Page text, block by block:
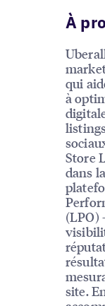
À
qui
à
Store
dans
(LPO)
site.